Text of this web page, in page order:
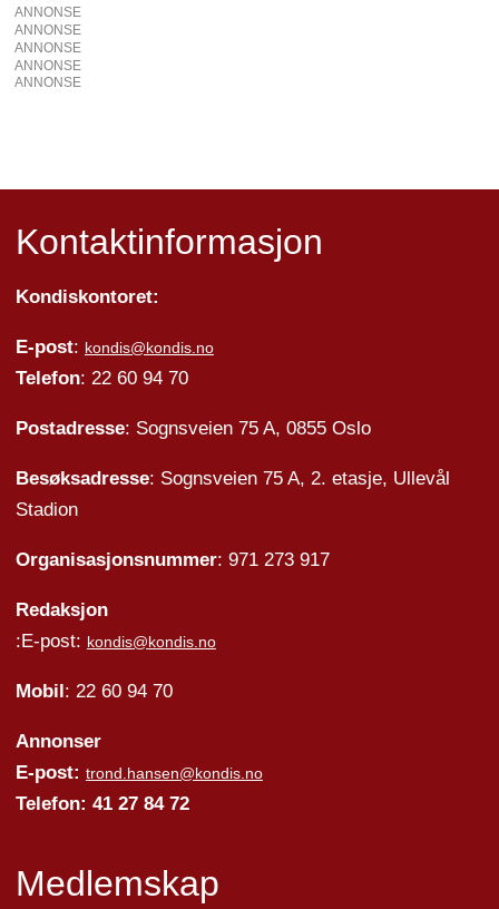
ANNONSE
ANNONSE
ANNONSE
ANNONSE
ANNONSE
Kontaktinformasjon
Kondiskontoret:
E-post: kondis@kondis.no
Telefon: 22 60 94 70
Postadresse: Sognsveien 75 A, 0855 Oslo
Besøksadresse: Sognsveien 75 A, 2. etasje, Ullevål
Stadion
Organisasjonsnummer: 971 273 917
Redaksjon
:E-post: kondis@kondis.no
Mobil: 22 60 94 70
Annonser
E-post: trond.hansen@kondis.no
Telefon: 41 27 84 72
Medlemskap